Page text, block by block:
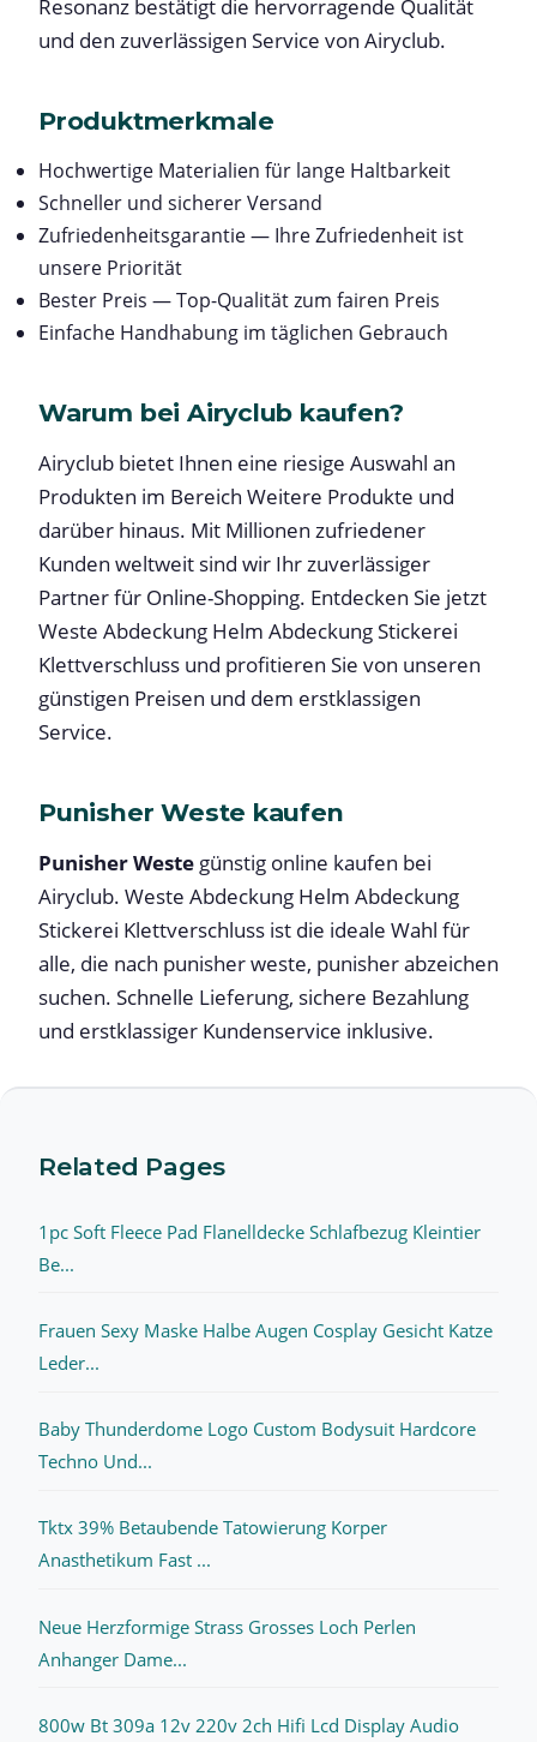
Resonanz bestätigt die hervorragende Qualität
und den zuverlässigen Service von Airyclub.
Produktmerkmale
Hochwertige Materialien für lange Haltbarkeit
Schneller und sicherer Versand
Zufriedenheitsgarantie — Ihre Zufriedenheit ist
unsere Priorität
Bester Preis — Top-Qualität zum fairen Preis
Einfache Handhabung im täglichen Gebrauch
Warum bei Airyclub kaufen?
Airyclub bietet Ihnen eine riesige Auswahl an
Produkten im Bereich Weitere Produkte und
darüber hinaus. Mit Millionen zufriedener
Kunden weltweit sind wir Ihr zuverlässiger
Partner für Online-Shopping. Entdecken Sie jetzt
Weste Abdeckung Helm Abdeckung Stickerei
Klettverschluss und profitieren Sie von unseren
günstigen Preisen und dem erstklassigen
Service.
Punisher Weste kaufen
Punisher Weste günstig online kaufen bei
Airyclub. Weste Abdeckung Helm Abdeckung
Stickerei Klettverschluss ist die ideale Wahl für
alle, die nach punisher weste, punisher abzeichen
suchen. Schnelle Lieferung, sichere Bezahlung
und erstklassiger Kundenservice inklusive.
Related Pages
1pc Soft Fleece Pad Flanelldecke Schlafbezug Kleintier
Be...
Frauen Sexy Maske Halbe Augen Cosplay Gesicht Katze
Leder...
Baby Thunderdome Logo Custom Bodysuit Hardcore
Techno Und...
Tktx 39% Betaubende Tatowierung Korper
Anasthetikum Fast ...
Neue Herzformige Strass Grosses Loch Perlen
Anhanger Dame...
800w Bt 309a 12v 220v 2ch Hifi Lcd Display Audio